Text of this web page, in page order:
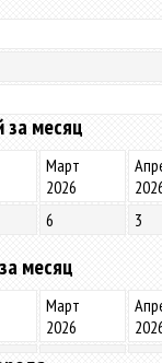
за месяц
Март
2026
6 3
месяц
Март
2026